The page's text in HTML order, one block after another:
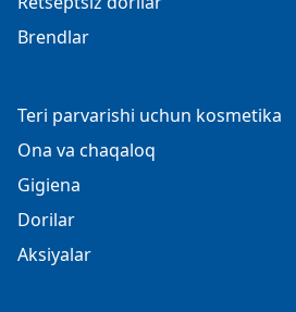
Brendlar
Teri parvarishi uchun kosmetika
Ona va chaqaloq
Gigiena
Dorilar
Aksiyalar